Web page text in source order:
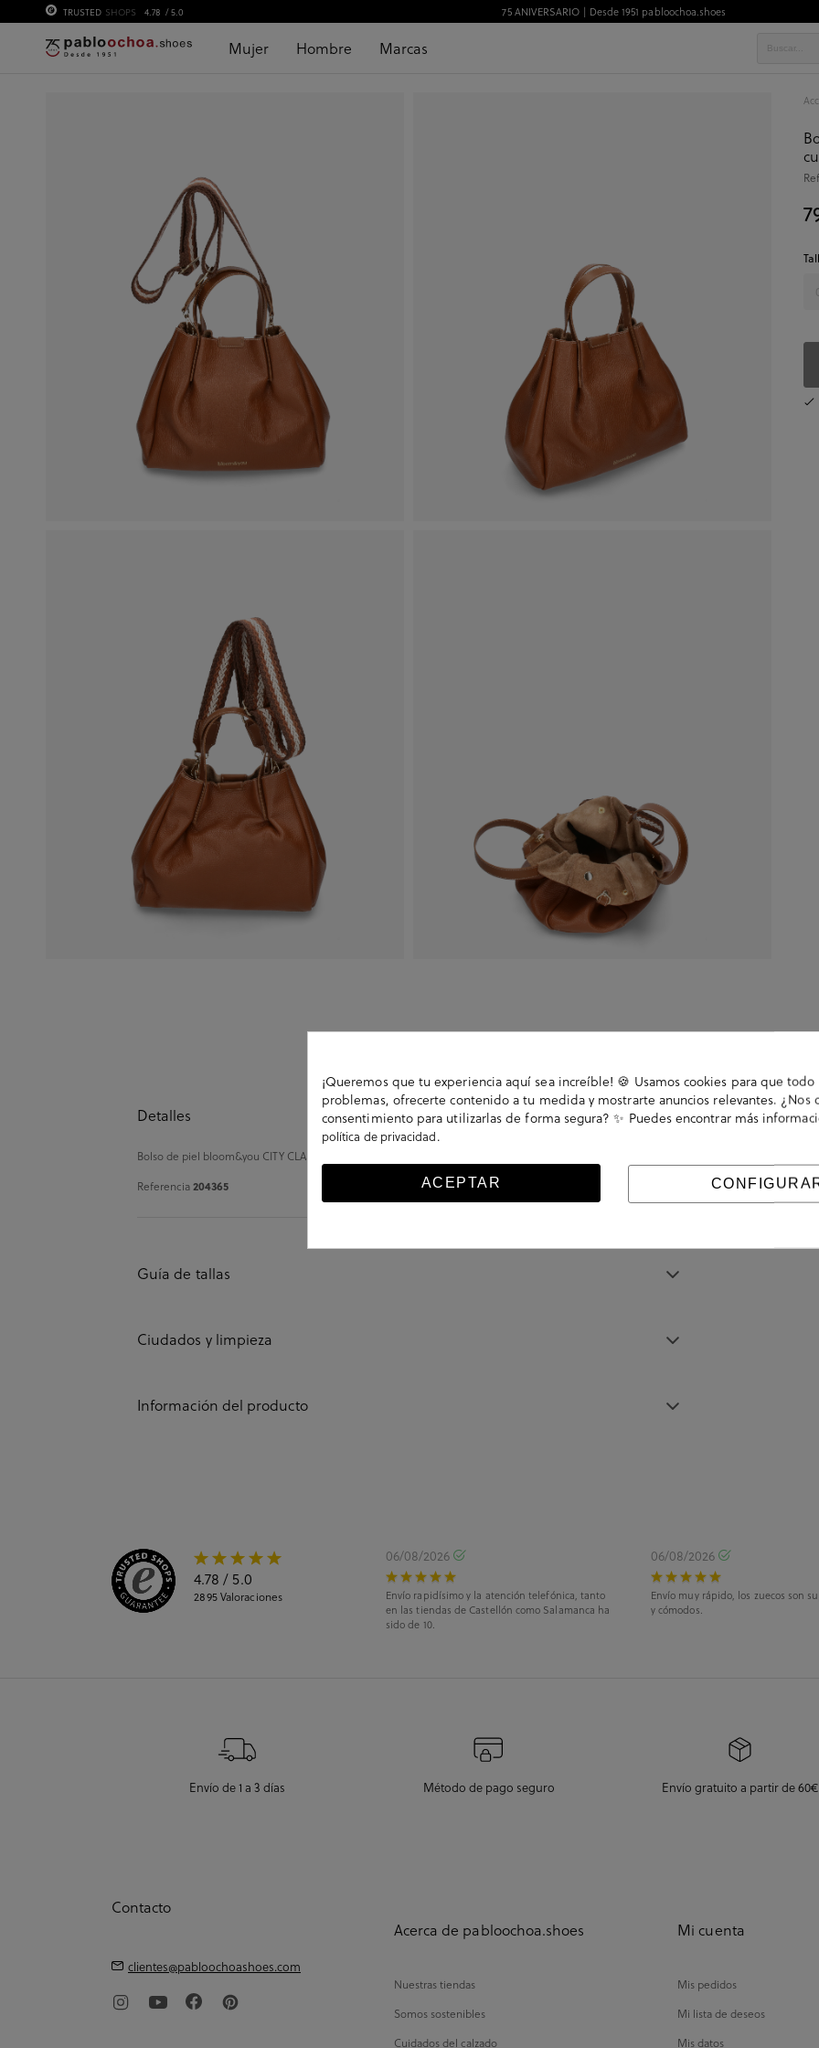
TRUSTED SHOPS 4.78 / 5.0 75 ANIVERSARIO | Desde 1951 pabloochoa.shoes
Mujer Hombre Marcas
Detalles
Bolso de piel bloom&you CITY CLASSIC en cuero. . Hecho en España.
Referencia204365
Guía de tallas
Ciudados y limpieza
Información del producto
4.78 / 5.0
2895Valoraciones
06/08/2026
Envío rapidísimo y la atención telefónica, tanto
en las tiendas de Castellón como Salamanca ha
sido de 10.
06/08/2026
Envío muy rápido, los zuecos son
y cómodos.
Envío de 1 a 3 días Método de pago seguro Envío gratuito a partir de 60€
Contacto
clientes@pabloochoashoes.com
Acerca de pabloochoa.shoes
Nuestras tiendas
Somos sostenibles
Cuidados del calzado
Mi cuenta
Mis pedidos
Mi lista de deseos
Mis datos
¡Queremos que tu experiencia aquí sea increíble! 🍪 Usamos cookies para que
problemas, ofrecerte contenido a tu medida y mostrarte anuncios relevantes. ¿Nos
consentimiento para utilizarlas de forma segura? ✨ Puedes encontrar más
política de privacidad.
ACEPTAR